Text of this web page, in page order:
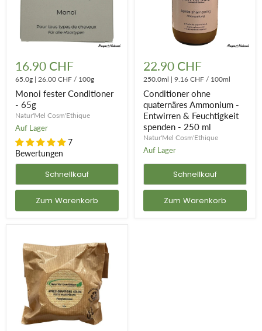
fester
Conditioner
65g
16.90 CHF
65.0g | 26.00 CHF / 100g
Monoi fester Conditioner
- 65g
Natur'Mel Cosm'Ethique
Auf Lager
7
Bewertungen
Schnellkauf
Zum Warenkorb
ohne
quaternäres
Ammonium
Entwirren
&
Feuchtigkeit
spenden
250
ml
22.90 CHF
250.0ml | 9.16 CHF / 100ml
Conditioner ohne
quaternäres Ammonium -
Entwirren & Feuchtigkeit
spenden - 250 ml
Natur'Mel Cosm'Ethique
Auf Lager
Schnellkauf
Zum Warenkorb